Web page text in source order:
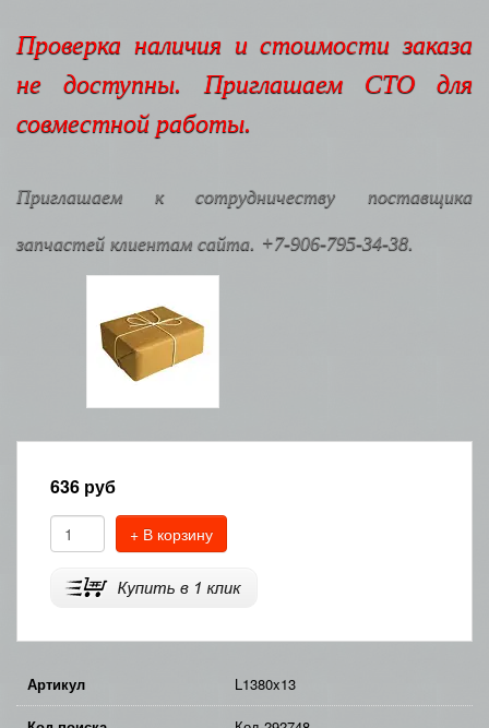
Проверка наличия и стоимости заказа
не доступны. Приглашаем СТО для
совместной работы.
Приглашаем к сотрудничеству поставщика
запчастей клиентам сайта. +7-906-795-34-38.
636 руб
+ В корзину
Артикул L1380x13